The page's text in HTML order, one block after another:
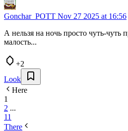
Gonchar_POTT Nov 27 2025 at 16:56
А нельзя на ночь просто чуть-
малость...
+2
Look
Here
1
2 ...
11
There